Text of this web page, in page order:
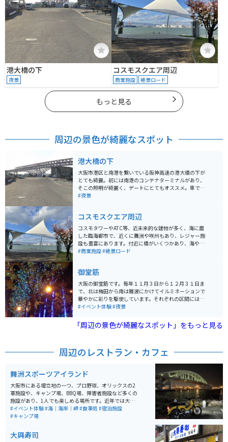
港大橋の下
夜景
コスモスクエア周辺
商業施設 絶景ロード
もっと見る
周辺の景色が綺麗なスポット
港大橋の下
大阪市港区と南港を繋いでいる阪神高速の港大橋の下が
とても綺麗。前には南港のコンテナターミナルがあり、
そこの照明が綺麗く、デートにとてもオススメ。車で岸
壁まで行け、車の中から夜景を楽しむ事ができるので暑
が見える事もある。ユーポスのCMに使われているスポッ
トです。
#夜景
コスモスクエア周辺
コスモタワーやATC等、近未来的な建物が多く、海に面
した臨海都市で、近くに舞洲や咲州もあり、レジャー施
設も豊富にあります。付近に橋がいくつかあり、海やコ
スモスクエアの近未来的な建物や、遠くに大阪の摩天楼
#商業施設#絶景ロード
御堂筋
大阪の御堂筋です。毎年１１月３日から１２月３１日ま
で、北は梅田から南は難波にかけてイルミネーションで
華やかに彩りを駆使しています。それぞれの区間には６
色の各エリアを象徴する演出が美しいです。年内の記念
ーもあって近隣の小学校にもご協力を頂いています。
#イベント体験#夜景
「周辺の景色が綺麗なスポット」をもっと見る
周辺のレストラン・カフェ
舞洲スポーツアイランド
大阪市にある埋立地の一つ、プロ野球、オリックスの2
軍施設や、キャンプ場、BBQ場、障害者施設など多くの
施設があり、1人でも楽しめる場所です。近年では大きな
会社の倉庫なども建設されて、バイクでは少し走行しに
くくはなっていますが、休日など大型車両がない日は道
#イベント体験#海｜海岸｜岬#食事処 #宿泊施設
#キャンプ場
大興寿司